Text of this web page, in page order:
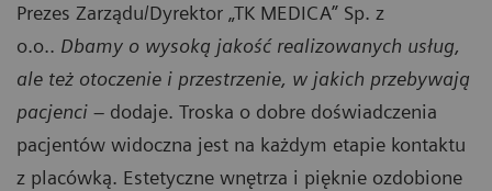
Prezes Zarządu/Dyrektor „TK MEDICA” Sp. z
o.o.. Dbamy o wysoką jakość realizowanych usług,
ale też otoczenie i przestrzenie, w jakich przebywają
pacjenci – dodaje. Troska o dobre doświadczenia
pacjentów widoczna jest na każdym etapie kontaktu
z placówką. Estetyczne wnętrza i pięknie ozdobione